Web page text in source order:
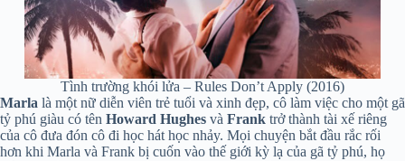
Tình trường khói lửa – Rules Don’t Apply (2016)
Marla là một nữ diễn viên trẻ tuổi và xinh đẹp, cô làm việc cho một gã
tỷ phú giàu có tên Howard Hughes và Frank trở thành tài xế riêng
của cô đưa đón cô đi học hát học nhảy. Mọi chuyện bắt đầu rắc rối
hơn khi Marla và Frank bị cuốn vào thế giới kỳ lạ của gã tỷ phú, họ